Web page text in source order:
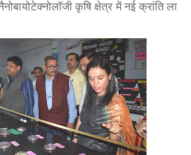
कृषि क्षेत्र में नई क्रांति ला